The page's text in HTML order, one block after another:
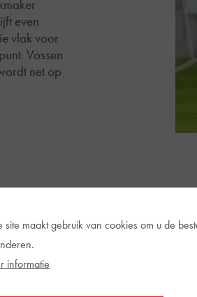
even
vlak voor
Vossen
net op
site maakt gebruik van cookies om u de
informatie